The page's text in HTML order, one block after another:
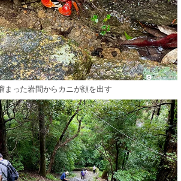
まった岩間からカニが顔を出す